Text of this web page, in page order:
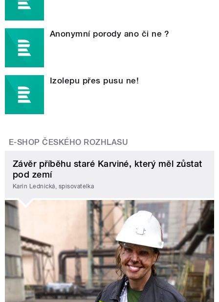
Anonymní porody ano či ne ?
Izolepu přes pusu ne!
E-SHOP ČESKÉHO ROZHLASU
Závěr příběhu staré Karviné, který měl zůstat
pod zemí
Karin Lednická, spisovatelka